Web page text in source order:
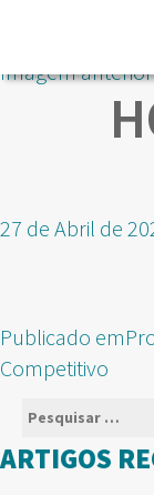
Imagem anterior
Publicado
27 de Abril de
DE
ARTIGOS
Publicado em
Competitivo
Pesquisar
por:
ARTIGOS